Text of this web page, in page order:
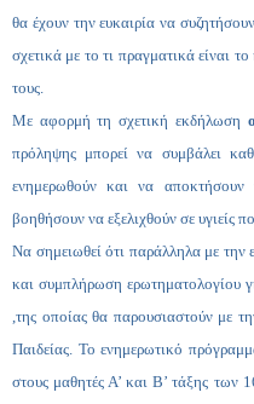
θα έχουν την ευκαιρία να
σχετικά με το τι πραγματικά είναι
τους.
Με αφορμή τη σχετική εκδήλωση
πρόληψης μπορεί να συμβάλει
ενημερωθούν και να αποκτήσουν
βοηθήσουν να εξελιχθούν σε υγιείς
Να σημειωθεί ότι παράλληλα με
και συμπλήρωση ερωτηματολογίου
,της οποίας θα παρουσιαστούν με
Παιδείας. Το ενημερωτικό
στους μαθητές Α’ και Β’ τάξης των